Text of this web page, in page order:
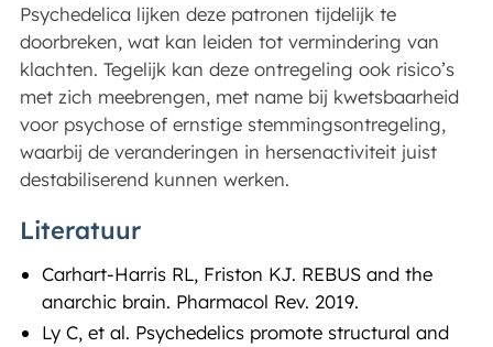
Psychedelica lijken deze patronen tijdelijk te
doorbreken, wat kan leiden tot vermindering van
klachten. Tegelijk kan deze ontregeling ook risico’s
met zich meebrengen, met name bij kwetsbaarheid
voor psychose of ernstige stemmingsontregeling,
waarbij de veranderingen in hersenactiviteit juist
destabiliserend kunnen werken.
Literatuur
Carhart-Harris RL, Friston KJ. REBUS and the
anarchic brain. Pharmacol Rev. 2019.
Ly C, et al. Psychedelics promote structural and